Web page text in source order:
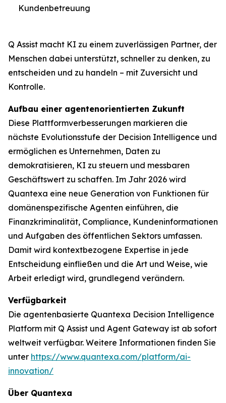
Kundenbetreuung
Q Assist macht KI zu einem zuverlässigen Partner, der
Menschen dabei unterstützt, schneller zu denken, zu
entscheiden und zu handeln – mit Zuversicht und
Kontrolle.
Aufbau einer agentenorientierten Zukunft
Diese Plattformverbesserungen markieren die
nächste Evolutionsstufe der Decision Intelligence und
ermöglichen es Unternehmen, Daten zu
demokratisieren, KI zu steuern und messbaren
Geschäftswert zu schaffen. Im Jahr 2026 wird
Quantexa eine neue Generation von Funktionen für
domänenspezifische Agenten einführen, die
Finanzkriminalität, Compliance, Kundeninformationen
und Aufgaben des öffentlichen Sektors umfassen.
Damit wird kontextbezogene Expertise in jede
Entscheidung einfließen und die Art und Weise, wie
Arbeit erledigt wird, grundlegend verändern.
Verfügbarkeit
Die agentenbasierte Quantexa Decision Intelligence
Platform mit Q Assist und Agent Gateway ist ab sofort
weltweit verfügbar. Weitere Informationen finden Sie
unter https://www.quantexa.com/platform/ai-
innovation/
Über Quantexa